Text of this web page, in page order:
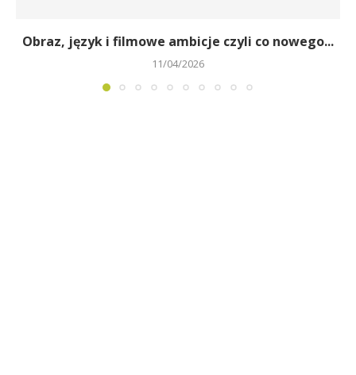
Obraz, język i filmowe ambicje czyli co nowego...
11/04/2026